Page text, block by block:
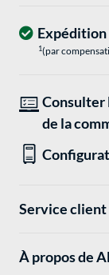
Expédition
1(par
Consulter
de la
Service client
À propos de